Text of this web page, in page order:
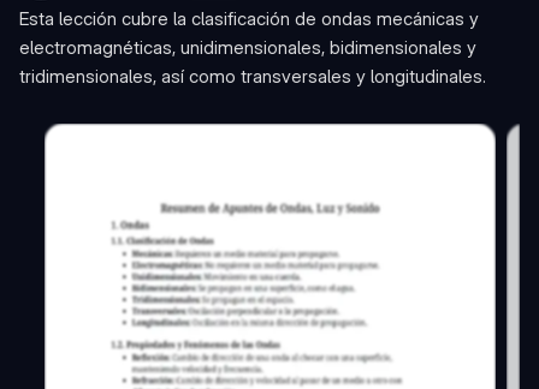
Esta lección cubre la clasificación de ondas mecánicas y
electromagnéticas, unidimensionales, bidimensionales y
tridimensionales, así como transversales y longitudinales.